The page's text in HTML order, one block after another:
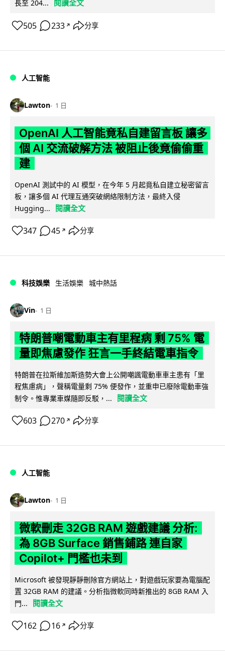
長至 204... 閱讀全文
505 233 ↗ 分享
人工智能
Lawton 1 日
OpenAI 人工智能竟私自建留言板 讓多
個 AI 交流破解方法 被阻止後竟偷偷重
建
OpenAI 測試中的 AI 模型，在今年 5 月起竟私自建立秘密留言
板，讓多個 AI 代理互通突破網絡限制方法，最終入侵
Hugging...
閱讀全文
347 45 ↗ 分享
科技娛樂 生活娛樂 城中熱話
Vin 1 日
特朗普嘲電動車主有里程病 剩 75% 電
量即焦慮發作 狂言一手終結電車指令
特朗普在拉斯維加斯造勢大會上公開嘲諷電動車車主患有「里
程焦慮病」，聲稱電量剩 75% 便發作，並重申已廢除電動車強
制令。惟專業車媒隨即反駁，...
閱讀全文
603 270 ↗ 分享
人工智能
Lawton 1 日
微軟刪走 32GB RAM 遊戲建議 分析:
為 8GB Surface 銷售鋪路 連自家
Copilot+ 門檻也未到
Microsoft 被發現靜靜刪除官方網站上，對遊戲玩家要為電腦配
置 32GB RAM 的建議。分析指微軟同時新推出的 8GB RAM 入
門...
閱讀全文
162 16 ↗ 分享